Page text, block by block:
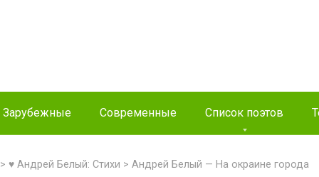
Зарубежные Современные Список поэтов
> ♥ Андрей Белый: Стихи > Андрей Белый — На окраине города